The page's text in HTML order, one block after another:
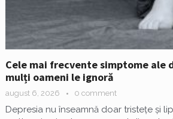
Cele mai frecvente simptome ale
mulți oameni le ignoră
august 6, 2026 0 comment
Depresia nu înseamnă doar tristețe și